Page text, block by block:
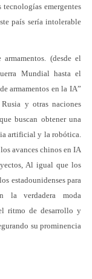
emergentes
país sería intolerable
(desde el
Mundial hasta el
armamentos en la IA”
y otras naciones
buscan obtener una
artificial y la robótica.
avances chinos en IA
Al igual que los
estadounidenses para
la verdadera moda
ritmo de desarrollo y
su prominencia